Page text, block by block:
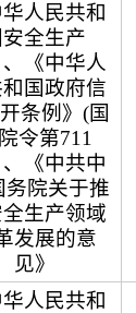
华人民共和
安全生产
《中华人
和国政府信
条例》(国
令第711
《中共中
务院关于推
生产领域
发展的意
见》
华人民共和